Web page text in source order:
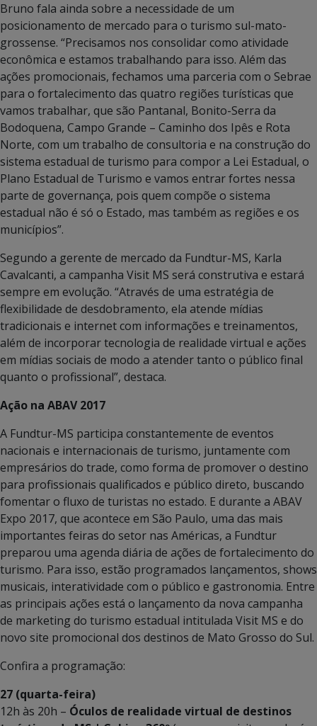
Bruno fala ainda sobre a necessidade de um
posicionamento de mercado para o turismo sul-mato-
grossense. “Precisamos nos consolidar como atividade
econômica e estamos trabalhando para isso. Além das
ações promocionais, fechamos uma parceria com o Sebrae
para o fortalecimento das quatro regiões turísticas que
vamos trabalhar, que são Pantanal, Bonito-Serra da
Bodoquena, Campo Grande – Caminho dos Ipês e Rota
Norte, com um trabalho de consultoria e na construção do
sistema estadual de turismo para compor a Lei Estadual, o
Plano Estadual de Turismo e vamos entrar fortes nessa
parte de governança, pois quem compõe o sistema
estadual não é só o Estado, mas também as regiões e os
municípios”.
Segundo a gerente de mercado da Fundtur-MS, Karla
Cavalcanti, a campanha Visit MS será construtiva e estará
sempre em evolução. “Através de uma estratégia de
flexibilidade de desdobramento, ela atende mídias
tradicionais e internet com informações e treinamentos,
além de incorporar tecnologia de realidade virtual e ações
em mídias sociais de modo a atender tanto o público final
quanto o profissional”, destaca.
Ação na ABAV 2017
A Fundtur-MS participa constantemente de eventos
nacionais e internacionais de turismo, juntamente com
empresários do trade, como forma de promover o destino
para profissionais qualificados e público direto, buscando
fomentar o fluxo de turistas no estado. E durante a ABAV
Expo 2017, que acontece em São Paulo, uma das mais
importantes feiras do setor nas Américas, a Fundtur
preparou uma agenda diária de ações de fortalecimento do
turismo. Para isso, estão programados lançamentos, shows
musicais, interatividade com o público e gastronomia. Entre
as principais ações está o lançamento da nova campanha
de marketing do turismo estadual intitulada Visit MS e do
novo site promocional dos destinos de Mato Grosso do Sul.
Confira a programação:
27 (quarta-feira)
12h às 20h – Óculos de realidade virtual de destinos